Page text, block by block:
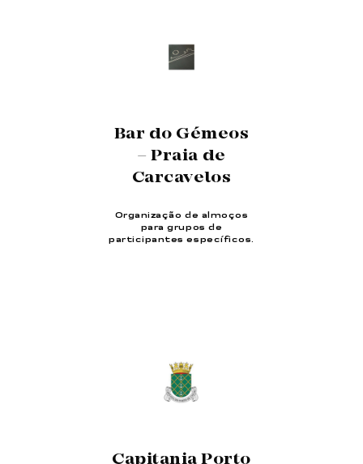
Bar do Gémeos
– Praia de
Carcavelos
Organização de almoços
para grupos de
participantes específicos.
Capitania Porto